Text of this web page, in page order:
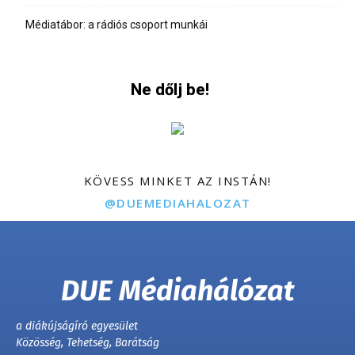
Médiatábor: a rádiós csoport munkái
Ne dőlj be!
KÖVESS MINKET AZ INSTÁN!
@DUEMEDIAHALOZAT
DUE Médiahálózat
a diákújságíró egyesület
Közösség, Tehetség, Barátság